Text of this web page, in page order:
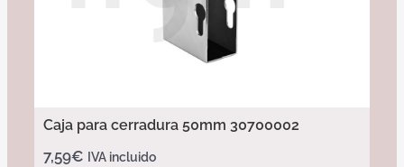
Caja para cerradura 50mm 30700002
7,59€ IVA incluido